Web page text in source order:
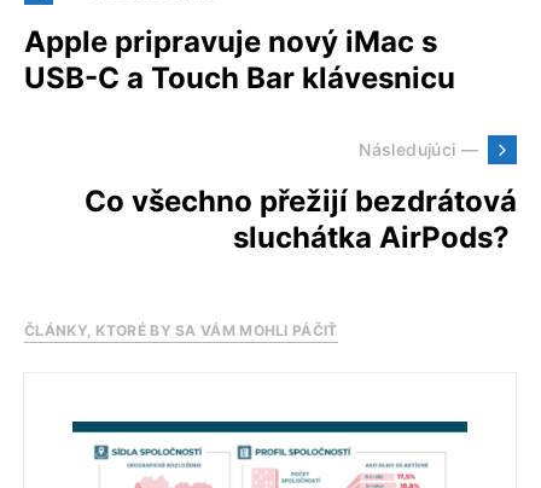
Apple pripravuje nový iMac s
USB-C a Touch Bar klávesnicu
Následujúci —
Co všechno přežijí bezdrátová
sluchátka AirPods?
ČLÁNKY, KTORÉ BY SA VÁM MOHLI PÁČIŤ